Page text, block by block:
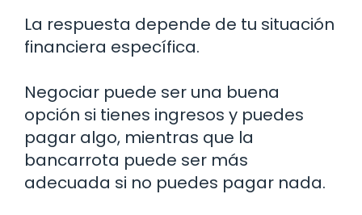
La respuesta depende de tu situación
financiera específica.
Negociar puede ser una buena
opción si tienes ingresos y puedes
pagar algo, mientras que la
bancarrota puede ser más
adecuada si no puedes pagar nada.